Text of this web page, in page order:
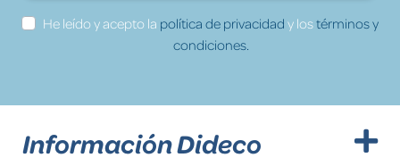
He leído y acepto la política de privacidad y lostérminos y
condiciones.
Información Dideco